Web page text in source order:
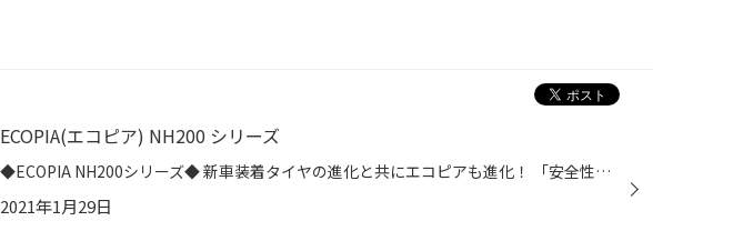
ECOPIA(エコピア) NH200 シリーズ
◆ECOPIA NH200シリーズ◆ 新車装着タイヤの進化と共にエコピアも進化！ 「安全性」と「経済性」をしっかりと両立。 ①ハイレベルな低燃費性能を実現。 ②偏摩耗を抑制し安全性が長持ち。 ③車内での静粛性が向上。 ご存知でしょうか？ 最近の新車装着タイヤはとても高性能！ お車の性能を十分発揮するた...
2021年1月29日